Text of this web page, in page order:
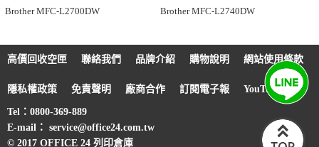
Brother MFC-L2700DW
Brother MFC-L2740DW
高價回收空匣 聯絡我們 品牌介紹 購物說明 網站使用條款
隱私權政策 免責聲明 廠商合作 訂閱電子報 YouTube
Tel：0800-369-889
E-mail： service@office24.com.tw
© 2017 OFFICE 24 列印倉庫